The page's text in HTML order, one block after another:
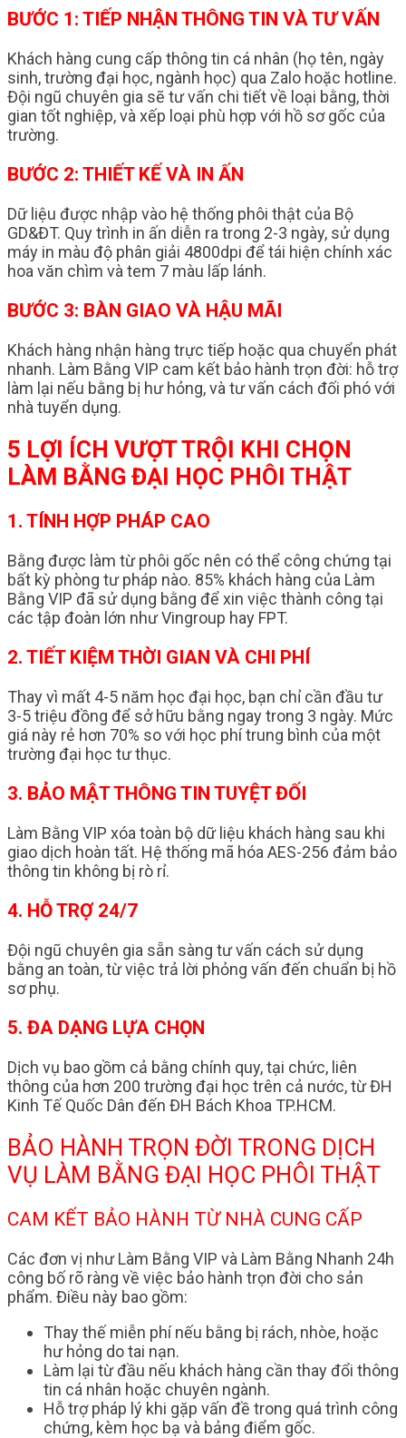
BƯỚC 1: TIẾP NHẬN THÔNG TIN VÀ TƯ VẤN
Khách hàng cung cấp thông tin cá nhân (họ tên, ngày
sinh, trường đại học, ngành học) qua Zalo hoặc hotline.
Đội ngũ chuyên gia sẽ tư vấn chi tiết về loại bằng, thời
gian tốt nghiệp, và xếp loại phù hợp với hồ sơ gốc của
trường.
BƯỚC 2: THIẾT KẾ VÀ IN ẤN
Dữ liệu được nhập vào hệ thống phôi thật của Bộ
GD&ĐT. Quy trình in ấn diễn ra trong 2-3 ngày, sử dụng
máy in màu độ phân giải 4800dpi để tái hiện chính xác
hoa văn chìm và tem 7 màu lấp lánh.
BƯỚC 3: BÀN GIAO VÀ HẬU MÃI
Khách hàng nhận hàng trực tiếp hoặc qua chuyển phát
nhanh. Làm Bằng VIP cam kết bảo hành trọn đời: hỗ trợ
làm lại nếu bằng bị hư hỏng, và tư vấn cách đối phó với
nhà tuyển dụng.
5 LỢI ÍCH VƯỢT TRỘI KHI CHỌN
LÀM BẰNG ĐẠI HỌC PHÔI THẬT
1. TÍNH HỢP PHÁP CAO
Bằng được làm từ phôi gốc nên có thể công chứng tại
bất kỳ phòng tư pháp nào. 85% khách hàng của Làm
Bằng VIP đã sử dụng bằng để xin việc thành công tại
các tập đoàn lớn như Vingroup hay FPT.
2. TIẾT KIỆM THỜI GIAN VÀ CHI PHÍ
Thay vì mất 4-5 năm học đại học, bạn chỉ cần đầu tư
3-5 triệu đồng để sở hữu bằng ngay trong 3 ngày. Mức
giá này rẻ hơn 70% so với học phí trung bình của một
trường đại học tư thục.
3. BẢO MẬT THÔNG TIN TUYỆT ĐỐI
Làm Bằng VIP xóa toàn bộ dữ liệu khách hàng sau khi
giao dịch hoàn tất. Hệ thống mã hóa AES-256 đảm bảo
thông tin không bị rò rỉ.
4. HỖ TRỢ 24/7
Đội ngũ chuyên gia sẵn sàng tư vấn cách sử dụng
bằng an toàn, từ việc trả lời phỏng vấn đến chuẩn bị hồ
sơ phụ.
5. ĐA DẠNG LỰA CHỌN
Dịch vụ bao gồm cả bằng chính quy, tại chức, liên
thông của hơn 200 trường đại học trên cả nước, từ ĐH
Kinh Tế Quốc Dân đến ĐH Bách Khoa TP.HCM.
BẢO HÀNH TRỌN ĐỜI TRONG DỊCH
VỤ LÀM BẰNG ĐẠI HỌC PHÔI THẬT
CAM KẾT BẢO HÀNH TỪ NHÀ CUNG CẤP
Các đơn vị như Làm Bằng VIP và Làm Bằng Nhanh 24h
công bố rõ ràng về việc bảo hành trọn đời cho sản
phẩm. Điều này bao gồm:
Thay thế miễn phí nếu bằng bị rách, nhòe, hoặc
hư hỏng do tai nạn.
Làm lại từ đầu nếu khách hàng cần thay đổi thông
tin cá nhân hoặc chuyên ngành.
Hỗ trợ pháp lý khi gặp vấn đề trong quá trình công
chứng, kèm học bạ và bảng điểm gốc.